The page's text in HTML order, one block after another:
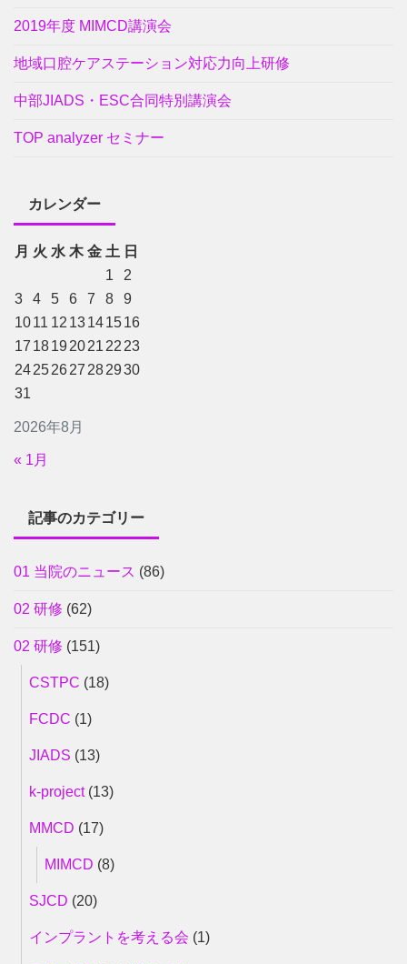
2019年度 MIMCD講演会
地域口腔ケアステーション対応力向上研修
中部JIADS・ESC合同特別講演会
TOP analyzer セミナー
カレンダー
2026年8月
月 火 水 木 金 土 日
1
2
3
4 5 6 7 8
9
1011 12 13141516
17 18192021 22 23
24252627 282930
31
« 1月
記事のカテゴリー
01 当院のニュース (86)
02 研修 (62)
02 研修 (151)
CSTPC (18)
FCDC (1)
JIADS (13)
k-project(13)
MMCD (17)
MIMCD (8)
SJCD (20)
インプラントを考える会 (1)